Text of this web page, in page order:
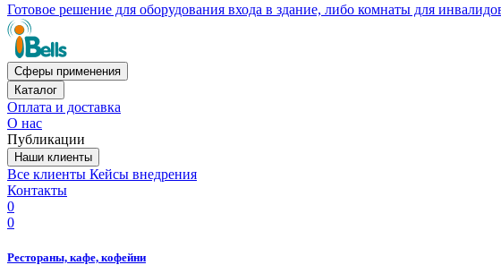
Готовое решение для оборудования входа в здание, либо комнаты для
Сферы применения
Каталог
Оплата и доставка
О нас
Публикации
Наши клиенты
Все клиенты Кейсы внедрения
Контакты
0
0
Рестораны, кафе, кофейни